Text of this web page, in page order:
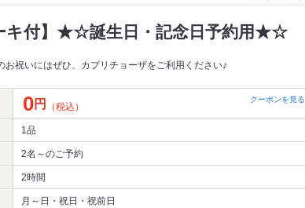
キ付】★☆誕生日・記念日予約用★☆
お祝いにはぜひ、カプリチョーザをご利用ください♪
0円 （税込）
クーポンを見る
1品
2名～のご予約
2時間
月～日・祝日・祝前日